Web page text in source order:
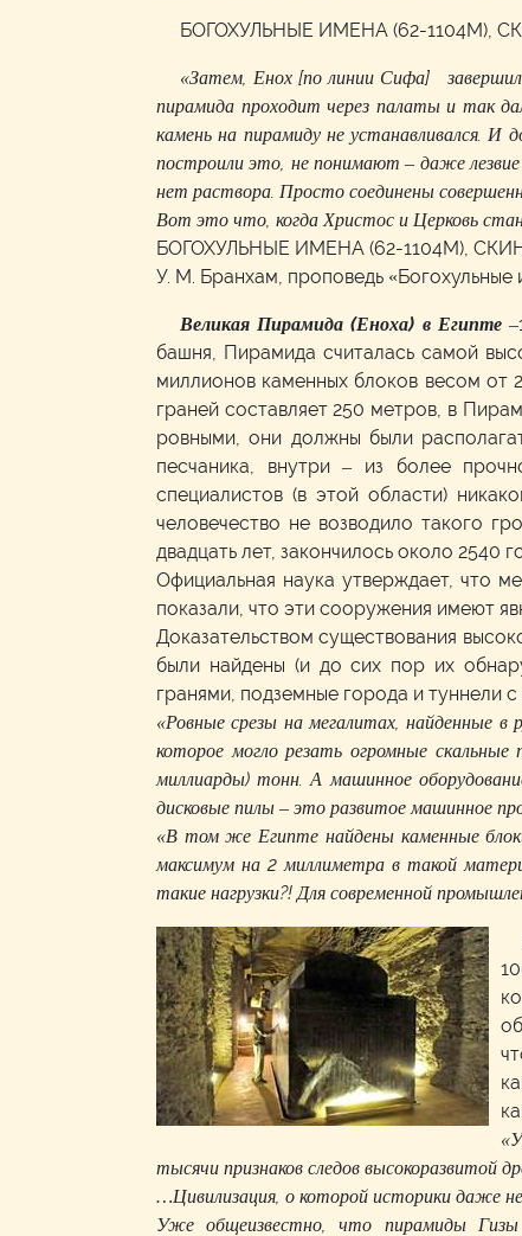
БОГОХУЛЬНЫЕ ИМЕНА (62-1104M),
«Затем, Енох [по линии Сифа]
пирамида проходит через палаты и так
камень на пирамиду не устанавливался.
построили это, не понимают– даже
нет раствора. Просто соединены
Вот это что, когда Христос и Церковь
БОГОХУЛЬНЫЕ ИМЕНА (62-1104M),
У. М. Бранхам, проповедь «Богохульные
Великая Пирамида (Еноха) в Египте
башня, Пирамида считалась самой
миллионов каменных блоков весом от
граней составляет 250 метров, в
ровными, они должны были
песчаника, внутри – из более
специалистов (в этой области)
человечество не возводило такого
двадцать лет, закончилось около 2540
Официальная наука утверждает, что
показали, что эти сооружения имеют
Доказательством существования
были найдены (и до сих пор их
гранями, подземные города и туннели
«Ровные срезы на мегалитах, найденные в
которое могло резать огромные
миллиарды) тонн. А машинное
дисковые пилы – это развитое машинное
«В том же Египте найдены каменные
максимум на 2 миллиметра в такой
такие нагрузки?! Для современной
тысячи признаков следов высокоразвитой
…Цивилизация, о которой историки даже
Уже общеизвестно, что пирамиды Гизы